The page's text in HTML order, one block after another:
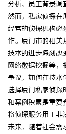
分析、员工背景调
然而，私家侦探在
经营的侦探机构必
作。厦门市的相
技术的进步深刻改
网络数据挖掘等
争议，如何在技术
选择厦门私家侦探
和案例积累是重要
将侦探服务用于非
未来，随着社会需